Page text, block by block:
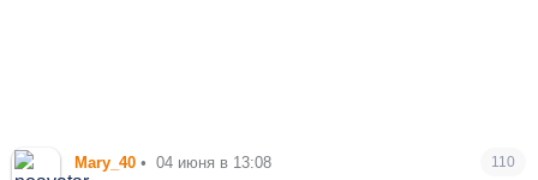
Mary_40 • 04 июня в 13:08 110